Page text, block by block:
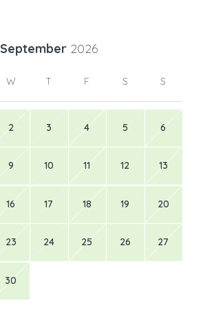
September 2026
W T F S S
2 3 4 5 6
9 10 11 12 13
16 17 18 19 20
23 24 25 26 27
30